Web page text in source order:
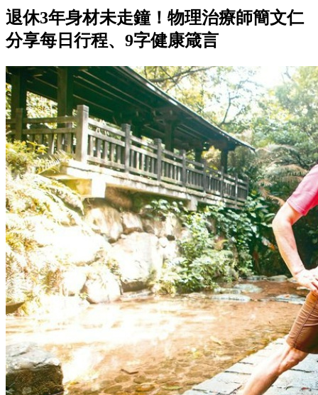
退休3年身材未走鐘！物理治療師簡文仁
分享每日行程、9字健康箴言